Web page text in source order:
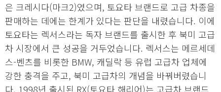
은 크레시다(마크2)였으며, 토요타 브랜드로 고급 차종을
판매하는 데에는 한계가 있다는 판단을 내렸습니다. 이에
토요타는 렉서스라는 독자 브랜드를 출시한 후 북미 고급
차 시장에서 큰 성공을 거두었습니다. 렉서스는 메르세데
스-벤츠를 비롯한 BMW, 캐딜락 등 유럽 고급차 업체에
강한 충격을 주고, 북미 고급차의 개념을 바꿔버렸습니
다. 1998년 출시된 RX(토요타 해리어)는 고급차 브랜드